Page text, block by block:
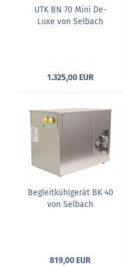
UTK BN 70 Mini De-
Luxe von Selbach
1.325,00 EUR
Begleitkühlgerät BK 40
von Selbach
819,00 EUR